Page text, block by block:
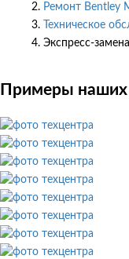
Ремонт Bentley
Техническое
Экспресс-
Примеры наших